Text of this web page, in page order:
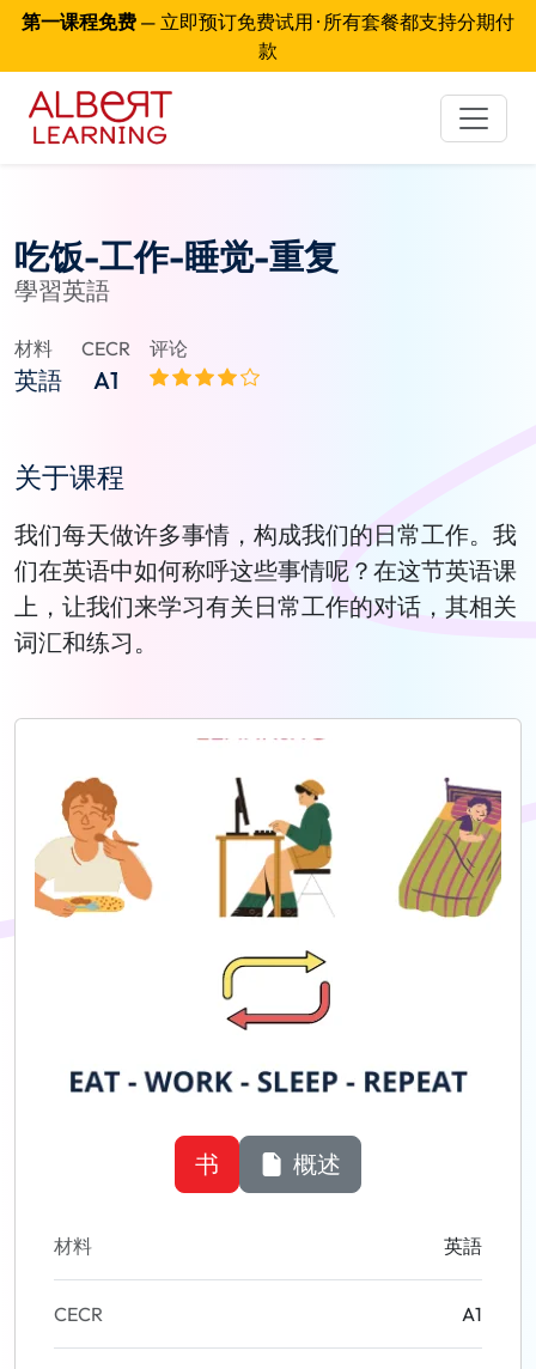
第一课程免费 — 立即预订免费试用 · 所有套餐都支持分期付
款
吃饭-工作-睡觉-重复
學習英語
材料
英語
CECR
A1
评论
关于课程
我们每天做许多事情，构成我们的日常工作。我
们在英语中如何称呼这些事情呢？在这节英语课
上，让我们来学习有关日常工作的对话，其相关
词汇和练习。
书 概述
材料 英語
CECR A1